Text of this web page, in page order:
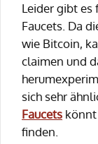
Leider gibt es
Faucets. Da
wie Bitcoin,
claimen und
sich sehr
Faucets könnt
finden.